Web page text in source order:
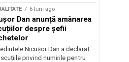
6 luni ago
Dan anunță amânarea
despre șefii
Nicușor Dan a declarat
privind numirile pentru